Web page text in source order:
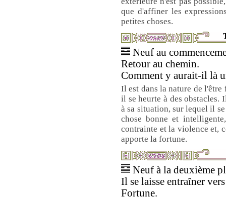
que d'affiner les
petites choses.
Neuf au
Retour au chemin.
Comment y aurait-il là
Il est dans la nature de l'être
il se heurte à des obstacles.
à sa situation, sur lequel il
chose bonne et
contrainte et la violence et,
apporte la fortune.
Neuf à la deuxième
Il se laisse entraîner
Fortune.